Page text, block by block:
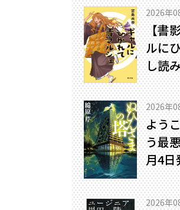
2026年
【書
ルに
し読
2026年
よう
う最
月4日
2026年